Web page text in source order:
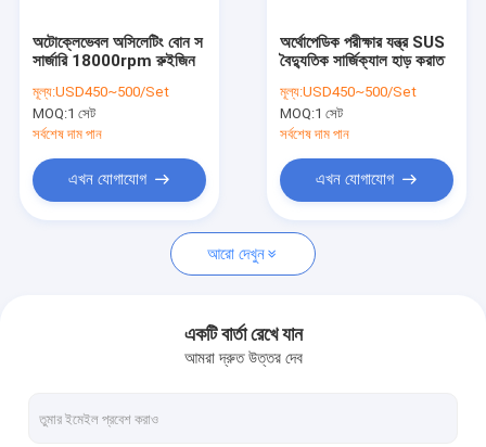
Oscillating হাড় করাত
রেসিপ্রোকেটিং বোন করাত
অটোক্লেভেবল অসিলেটিং বোন স
সার্জারি 18000rpm রুইজিন
মূল্য:USD450~500/Set
MOQ:1 সেট
সর্বশেষ দাম পান
এখন যোগাযোগ
অর্থোপেডিক পরীক্ষার যন্ত্র SUS
বৈদ্যুতিক সার্জিক্যাল হাড় করাত
মূল্য:USD450~500/Set
MOQ:1 সেট
সর্বশেষ দাম পান
এখন যোগাযোগ
আরো দেখুন
একটি বার্তা রেখে যান
আমরা দ্রুত উত্তর দেব